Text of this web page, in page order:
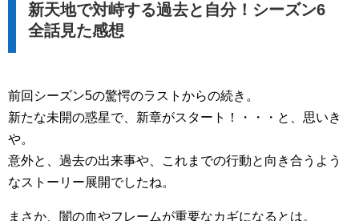
新天地で対峙する過去と自分！シーズン6
全話見た感想
前回シーズン5の驚愕のラストからの続き。
新たな未開の惑星で、新章がスタート！・・・と、思いき
や。
意外と、過去の出来事や、これまでの行動と向き合うよう
なストーリー展開でしたね。
まさか、闇の血やフレームが重要なカギになるとは。